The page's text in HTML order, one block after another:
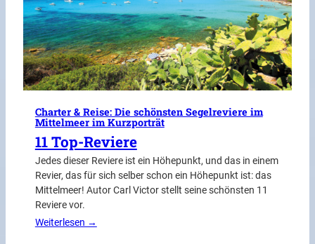
Charter & Reise: Die schönsten Segelreviere im
Mittelmeer im Kurzporträt
11 Top-Reviere
Jedes dieser Reviere ist ein Höhepunkt, und das in einem
Revier, das für sich selber schon ein Höhepunkt ist: das
Mittelmeer! Autor Carl Victor stellt seine schönsten 11
Reviere vor.
Weiterlesen →